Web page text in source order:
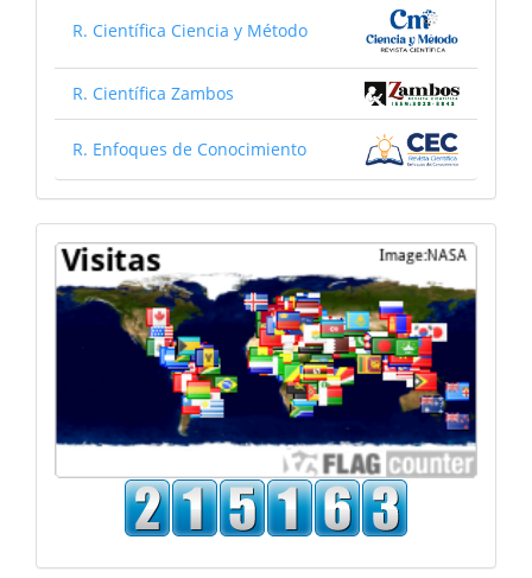
R. Científica Ciencia y Método
R. Científica Zambos
R. Enfoques de Conocimiento
Mapa